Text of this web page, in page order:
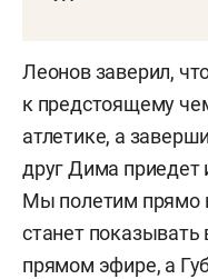
Леонов заверил,
к предстоящему
атлетике, а
друг Дима приедет
Мы полетим прямо
станет показывать
прямом эфире, а